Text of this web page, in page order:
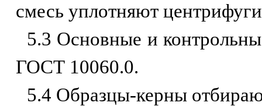
смесь уплотняют
5.3 Основные и
ГОСТ 10060.0.
5.4 Образцы-керны